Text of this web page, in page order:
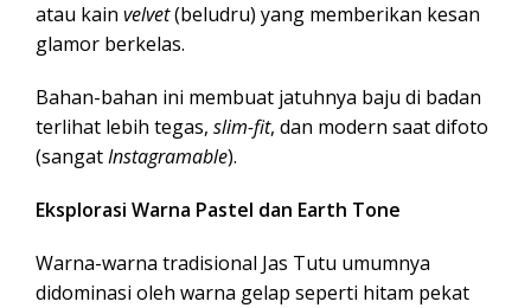
atau kain velvet(beludru) yang memberikan kesan
glamor berkelas.
Bahan-bahan ini membuat jatuhnya baju di badan
terlihat lebih tegas, slim-fit, dan modern saat difoto
(sangatInstagramable).
Eksplorasi Warna Pastel dan Earth Tone
Warna-warna tradisional Jas Tutu umumnya
didominasi oleh warna gelap seperti hitam pekat